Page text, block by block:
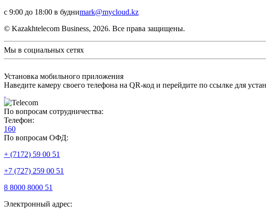
с 9:00 до 18:00 в будниmark@mycloud.kz
© Kazakhtelecom Business, 2026. Все права защищены.
Мы в социальных сетях
Установка мобильного приложения
Наведите камеру своего телефона на QR-код и перейдите по ссылке для
По вопросам сотрудничества:
Телефон:
160
По вопросам ОФД:
+ (7172) 59 00 51
+7 (727) 259 00 51
8 8000 8000 51
Электронный адрес: